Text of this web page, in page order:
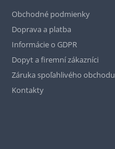
Obchodné podmienky
Doprava a platba
Informácie o GDPR
Dopyt a firemní zákazníci
Záruka spoľahlivého obchodu
Kontakty